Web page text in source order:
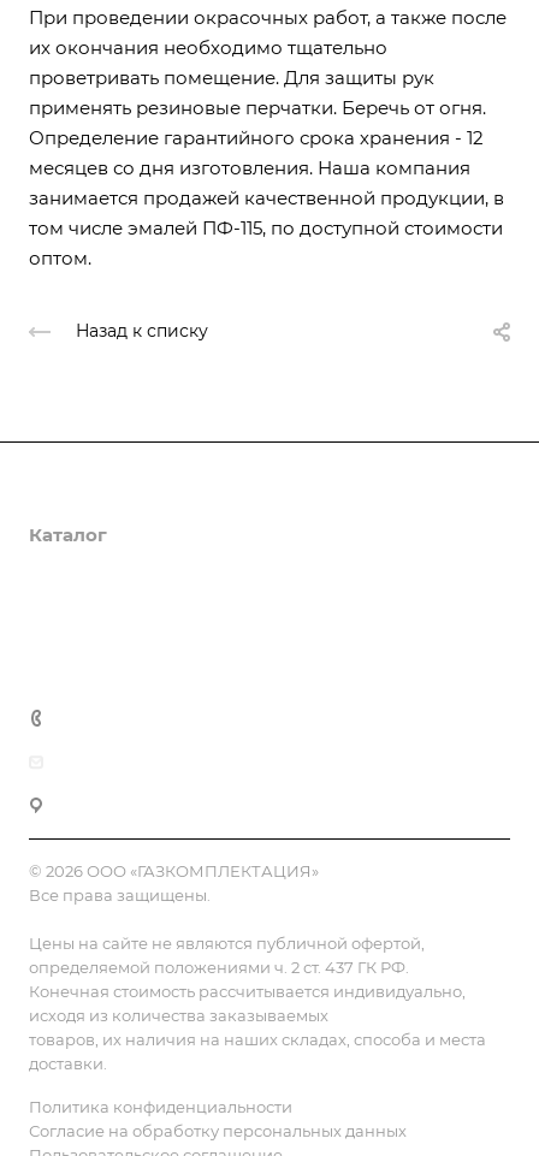
При проведении окрасочных работ, а также после
их окончания необходимо тщательно
проветривать помещение. Для защиты рук
применять резиновые перчатки. Беречь от огня.
Определение гарантийного срока хранения - 12
месяцев со дня изготовления. Наша компания
занимается продажей качественной продукции, в
том числе эмалей ПФ-115, по доступной стоимости
оптом.
Назад к списку
Каталог
© 2026 ООО «ГАЗКОМПЛЕКТАЦИЯ»
Все права защищены.
Цены на сайте не являются публичной офертой,
определяемой положениями ч. 2 ст. 437 ГК РФ.
Конечная стоимость рассчитывается индивидуально,
исходя из количества заказываемых
товаров, их наличия на наших складах, способа и места
доставки.
Политика конфиденциальности
Согласие на обработку персональных данных